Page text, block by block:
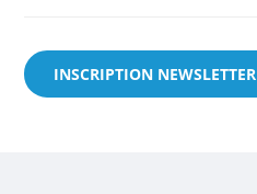
INSCRIPTION NEWSLETTER